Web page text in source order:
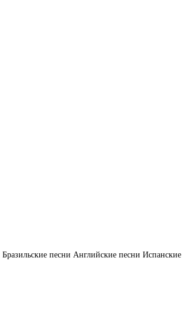
Бразильские песни Английские песни Испанские